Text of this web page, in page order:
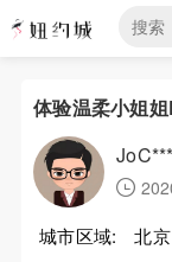
体验温柔小姐
城市区域:
北